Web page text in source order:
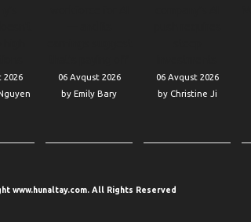
2026
06 Avqust 2026
by Emily Bary
06 Avqust 2026
by Christine Ji
www.hunaltay.com. All Rights Reserved